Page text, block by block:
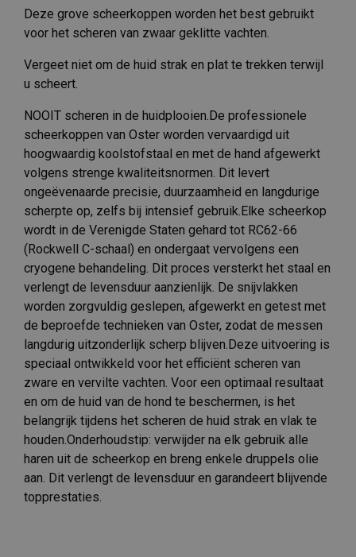
Deze grove scheerkoppen worden het best gebruikt
voor het scheren van zwaar geklitte vachten.
Vergeet niet om de huid strak en plat te trekken terwijl
u scheert.
NOOIT scheren in de huidplooien.De professionele
scheerkoppen van Oster worden vervaardigd uit
hoogwaardig koolstofstaal en met de hand afgewerkt
volgens strenge kwaliteitsnormen. Dit levert
ongeëvenaarde precisie, duurzaamheid en langdurige
scherpte op, zelfs bij intensief gebruik.Elke scheerkop
wordt in de Verenigde Staten gehard tot RC62-66
(Rockwell C-schaal) en ondergaat vervolgens een
cryogene behandeling. Dit proces versterkt het staal en
verlengt de levensduur aanzienlijk. De snijvlakken
worden zorgvuldig geslepen, afgewerkt en getest met
de beproefde technieken van Oster, zodat de messen
langdurig uitzonderlijk scherp blijven.Deze uitvoering is
speciaal ontwikkeld voor het efficiënt scheren van
zware en vervilte vachten. Voor een optimaal resultaat
en om de huid van de hond te beschermen, is het
belangrijk tijdens het scheren de huid strak en vlak te
houden.Onderhoudstip: verwijder na elk gebruik alle
haren uit de scheerkop en breng enkele druppels olie
aan. Dit verlengt de levensduur en garandeert blijvende
topprestaties.